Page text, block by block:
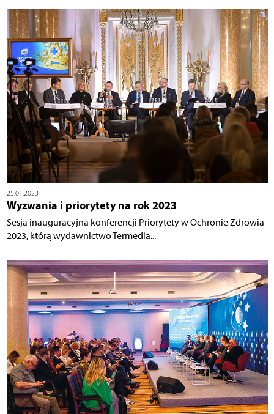
25.01.2023
Wyzwania i priorytety na rok 2023
Sesja inauguracyjna konferencji Priorytety w Ochronie Zdrowia
2023, którą wydawnictwo Termedia...